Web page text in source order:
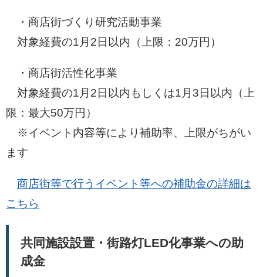
・商店街づくり研究活動事業
対象経費の1月2日以内（上限：20万円）
・商店街活性化事業
対象経費の1月2日以内もしくは1月3日以内（上
限：最大50万円）
※イベント内容等により補助率、上限がちがい
ます
商店街等で行うイベント等への補助金の詳細は
こちら
共同施設設置・街路灯LED化事業への助
成金